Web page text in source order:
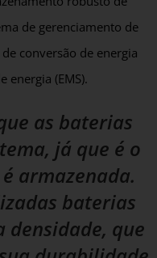
de gerenciamento de
conversão de energia
energia (EMS).
as baterias
já que é o
armazenada.
baterias
que